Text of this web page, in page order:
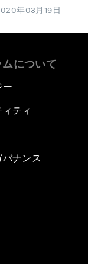
年03月19日
について
ー
ティ
ナンス